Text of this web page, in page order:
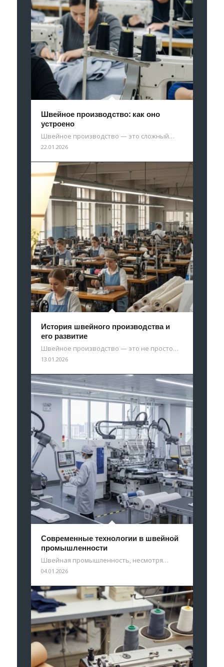
Швейное производство: как оно
устроено
Швейное производство — это сложный…
22.01.2026
История швейного производства и
его развитие
Швейное производство — это не просто…
13.01.2026
Современные технологии в швейной
промышленности
Швейная промышленность, несмотря…
04.01.2026